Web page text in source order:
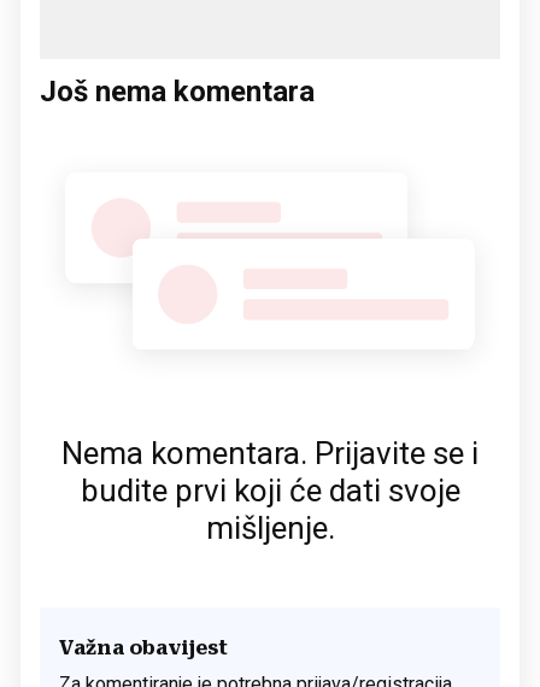
Još nema komentara
Nema komentara. Prijavite se i
budite prvi koji će dati svoje
mišljenje.
Važna obavijest